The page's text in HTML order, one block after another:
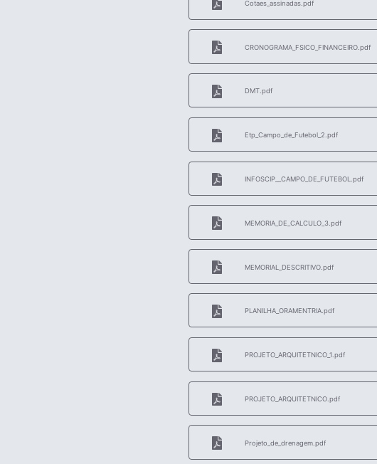
Cotaes_assinadas.pdf
CRONOGRAMA_FSICO_FINANCEIRO.pdf
DMT.pdf
Etp_Campo_de_Futebol_2.pdf
INFOSCIP__CAMPO_DE_FUTEBOL.pdf
MEMORIA_DE_CALCULO_3.pdf
MEMORIAL_DESCRITIVO.pdf
PLANILHA_ORAMENTRIA.pdf
PROJETO_ARQUITETNICO_1.pdf
PROJETO_ARQUITETNICO.pdf
Projeto_de_drenagem.pdf